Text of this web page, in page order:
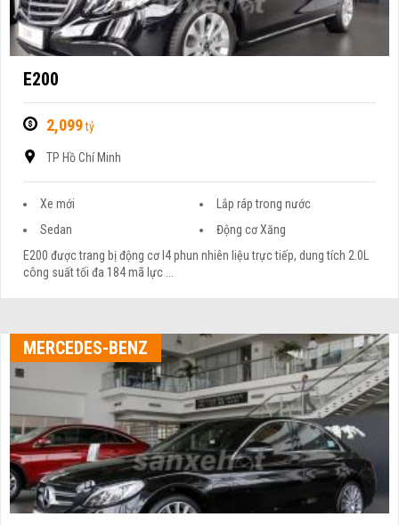
E200
2,099tỷ
TP Hồ Chí Minh
Xe mới
Lắp ráp trong nước
Sedan
Động cơ Xăng
E200 được trang bị động cơ I4 phun nhiên liệu trực tiếp, dung tích 2.0L
công suất tối đa 184 mã lực ...
MERCEDES-BENZ